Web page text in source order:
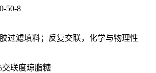
50-8
过滤填料；反复交联，化学与物理性
交联度琼脂糖